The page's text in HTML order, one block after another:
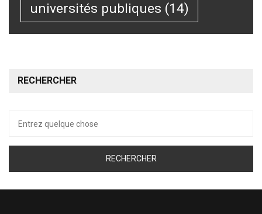
universités publiques (14)
RECHERCHER
pour :